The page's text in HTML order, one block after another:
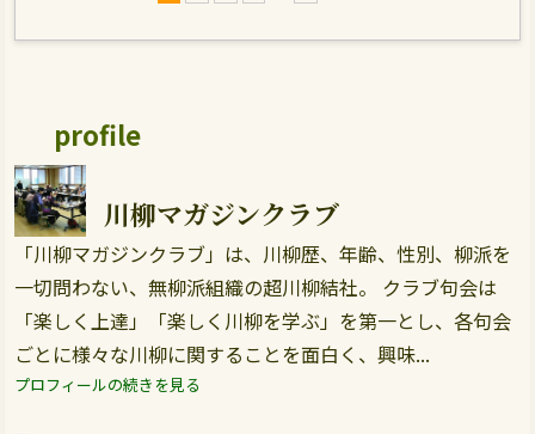
profile
川柳マガジンクラブ
「川柳マガジンクラブ」は、川柳歴、年齢、性別、柳派を
一切問わない、無柳派組織の超川柳結社。 クラブ句会は
「楽しく上達」「楽しく川柳を学ぶ」を第一とし、各句会
ごとに様々な川柳に関することを面白く、興味...
プロフィールの続きを見る